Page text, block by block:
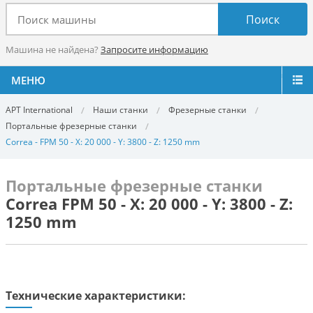
Машина не найдена? Запросите информацию
МЕНЮ
APT International Наши станки
Фрезерные станки
Портальные фрезерные станки
Correa - FPM 50 - X: 20 000 - Y: 3800 - Z: 1250 mm
Портальные фрезерные станки
Correa FPM 50 - X: 20 000 - Y: 3800 - Z:
1250 mm
Технические характеристики: